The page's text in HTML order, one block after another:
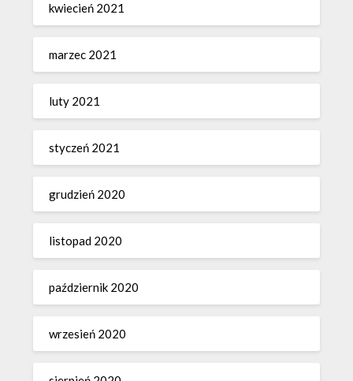
kwiecień 2021
marzec 2021
luty 2021
styczeń 2021
grudzień 2020
listopad 2020
październik 2020
wrzesień 2020